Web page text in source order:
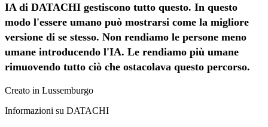
IA di DATACHI gestiscono tutto questo. In questo
modo l'essere umano può mostrarsi come la migliore
versione di se stesso. Non rendiamo le persone meno
umane introducendo l'IA. Le rendiamo più umane
rimuovendo tutto ciò che ostacolava questo percorso.
Creato in Lussemburgo
Informazioni su DATACHI